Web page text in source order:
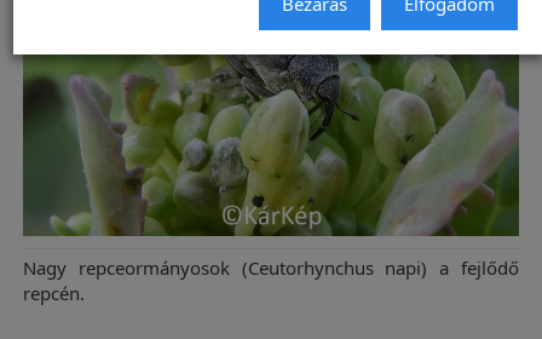
Nagy repceormányosok (Ceutorhynchus napi) a fejlődő
repcén.